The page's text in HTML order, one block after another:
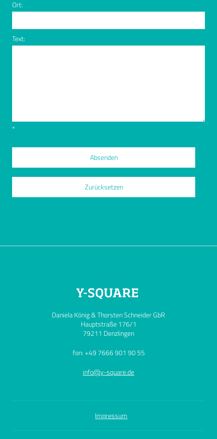
Ort:
Text:
*
Daniela König & Thorsten Schneider GbR
Hauptstraße 176/1
79211 Denzlingen
fon: +49 7666 901 90 55
info@y-square.de
Impressum